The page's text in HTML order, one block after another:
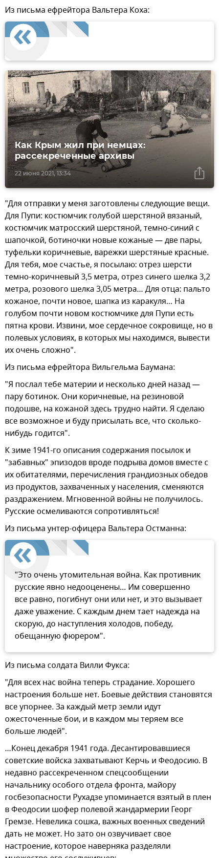
Из письма ефрейтора Вальтера Коха:
22 июня 2021, 13:34
Как Крым жил при немцах:
рассекреченные архивы
"Для отправки у меня заготовлены следующие вещи.
Для Пупи: костюмчик голубой шерстяной вязаный,
костюмчик матросский шерстяной, темно-синий с
шапочкой, ботиночки новые кожаные — две пары,
туфельки коричневые, варежки шерстяные красные.
Для тебя, мое счастье, я посылаю: отрез шерсти
темно-коричневый 3,5 метра, отрез синего шелка 3,2
метра, розового шелка 3,05 метра… Для отца: пальто
кожаное, почти новое, шапка из каракуля… На
голубом почти новом костюмчике для Пупи есть
пятна крови. Извини, мое сердечное сокровище, но в
полевых условиях, в которых мы находимся, вывести
их очень сложно".
Из письма ефрейтора Вильгельма Баумана:
"Я послал тебе материи и несколько дней назад —
пару ботинок. Они коричневые, на резиновой
подошве, на кожаной здесь трудно найти. Я сделаю
все возможное и буду присылать все, что сколько-
нибудь годится".
К зиме 1941-го описания содержания посылок и
"забавных" эпизодов вроде подрыва домов вместе с
их обитателями, перечисления грандиозных обедов
из продуктов, захваченных у населения, сменяются
раздражением. Мгновенной войны не получилось.
Русские осмеливаются сопротивляться!
Из письма унтер-офицера Вальтера Остманна:
"Это очень утомительная война. Как противник
русские явно недооценены… Им совершенно
все равно, погибнут они или нет, и это вызывает
даже уважение. С каждым днем тает надежда на
скорую, до наступления холодов, победу,
обещанную фюрером".
Из письма солдата Вилли Фукса:
"Для всех нас война теперь страдание. Хорошего
настроения больше нет. Боевые действия становятся
все упорнее. За каждый метр земли идут
ожесточенные бои, и в каждом мы теряем все
больше людей".
…Конец декабря 1941 года. Десантировавшиеся
советские войска захватывают Керчь и Феодосию. В
недавно рассекреченном спецсообщении
начальнику особого отдела фронта, майору
госбезопасности Рухадзе упоминается взятый в плен
в Феодосии шофер полевой жандармерии Георг
Гремзе. Невелика сошка, важных военных сведений
дать не может. Но зато он озвучивает свое
настроение, которое наверняка разделяли